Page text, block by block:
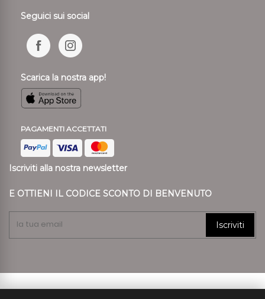
Seguici sui social
Scarica la nostra app!
PAGAMENTI ACCETTATI
Iscriviti alla nostra newsletter
E OTTIENI IL CODICE SCONTO DI BENVENUTO
Iscriviti
© 2024 Ronca Style P.I. 01807890239 REA VR 197557